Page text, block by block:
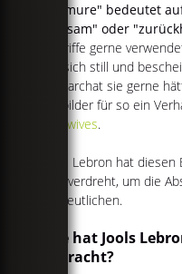
"Demure" bedeutet
"sittsam" oder
Begriffe gerne
die sich still und
Patriarchat sie gerne
Vorbilder für so ein
Tradwives.
Jools Lebron hat
nun verdreht, um die
verdeutlichen.
Wie hat Jools
gebracht?